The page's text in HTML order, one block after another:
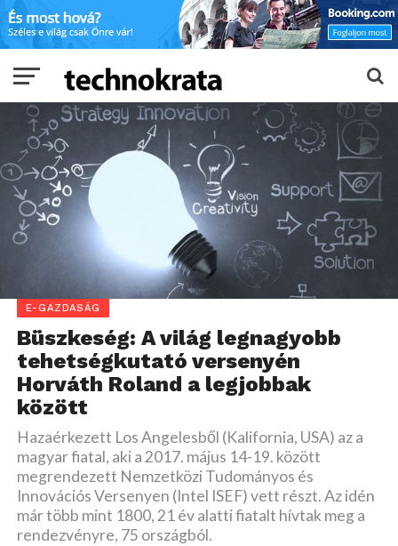
E-GAZDASÁG
Büszkeség: A világ legnagyobb
tehetségkutató versenyén
Horváth Roland a legjobbak
között
Hazaérkezett Los Angelesből (Kalifornia, USA) az a
magyar fiatal, aki a 2017. május 14-19. között
megrendezett Nemzetközi Tudományos és
Innovációs Versenyen (Intel ISEF) vett részt. Az idén
már több mint 1800, 21 év alatti fiatalt hívtak meg a
rendezvényre, 75 országból.